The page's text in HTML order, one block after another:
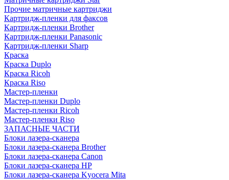
Прочие матричные картриджи
Картридж-пленки для факсов
Картридж-пленки Brother
Картридж-пленки Panasonic
Картридж-пленки Sharp
Краска
Краска Duplo
Краска Ricoh
Краска Riso
Мастер-пленки
Мастер-пленки Duplo
Мастер-пленки Ricoh
Мастер-пленки Riso
ЗАПАСНЫЕ ЧАСТИ
Блоки лазера-сканера
Блоки лазера-сканера Brother
Блоки лазера-сканера Canon
Блоки лазера-сканера HP
Блоки лазера-сканера Kyocera Mita